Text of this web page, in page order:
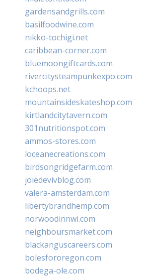
gardensandgrills.com
basilfoodwine.com
nikko-tochigi.net
caribbean-corner.com
bluemoongiftcards.com
rivercitysteampunkexpo.com
kchoops.net
mountainsideskateshop.com
kirtlandcitytavern.com
301nutritionspot.com
ammos-stores.com
loceanecreations.com
birdsongridgefarm.com
joiedevivblog.com
valera-amsterdam.com
libertybrandhemp.com
norwoodinnwi.com
neighboursmarket.com
blackanguscareers.com
bolesfororegon.com
bodega-ole.com